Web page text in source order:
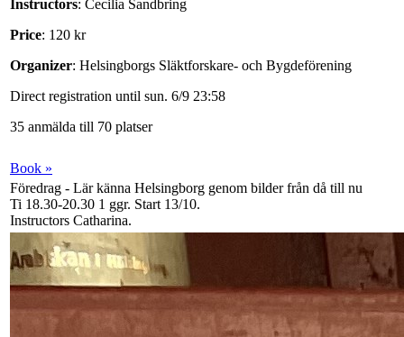
Instructors: Cecilia Sandbring
Price: 120 kr
Organizer: Helsingborgs Släktforskare- och Bygdeförening
Direct registration until sun. 6/9 23:58
35 anmälda till 70 platser
Book »
Föredrag - Lär känna Helsingborg genom bilder från då till nu
Ti 18.30-20.30 1 ggr. Start 13/10.
Instructors Catharina.